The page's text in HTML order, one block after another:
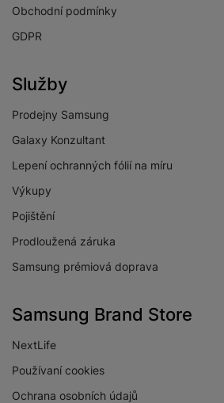
Obchodní podmínky
GDPR
Služby
Prodejny Samsung
Galaxy Konzultant
Lepení ochranných fólií na míru
Výkupy
Pojištění
Prodloužená záruka
Samsung prémiová doprava
Samsung Brand Store
NextLife
Používaní cookies
Ochrana osobních údajů